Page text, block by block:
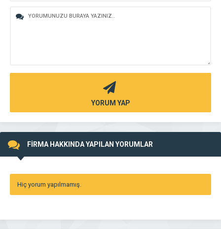
YORUM YAP
FİRMA HAKKINDA YAPILAN YORUMLAR
Hiç yorum yapılmamış.